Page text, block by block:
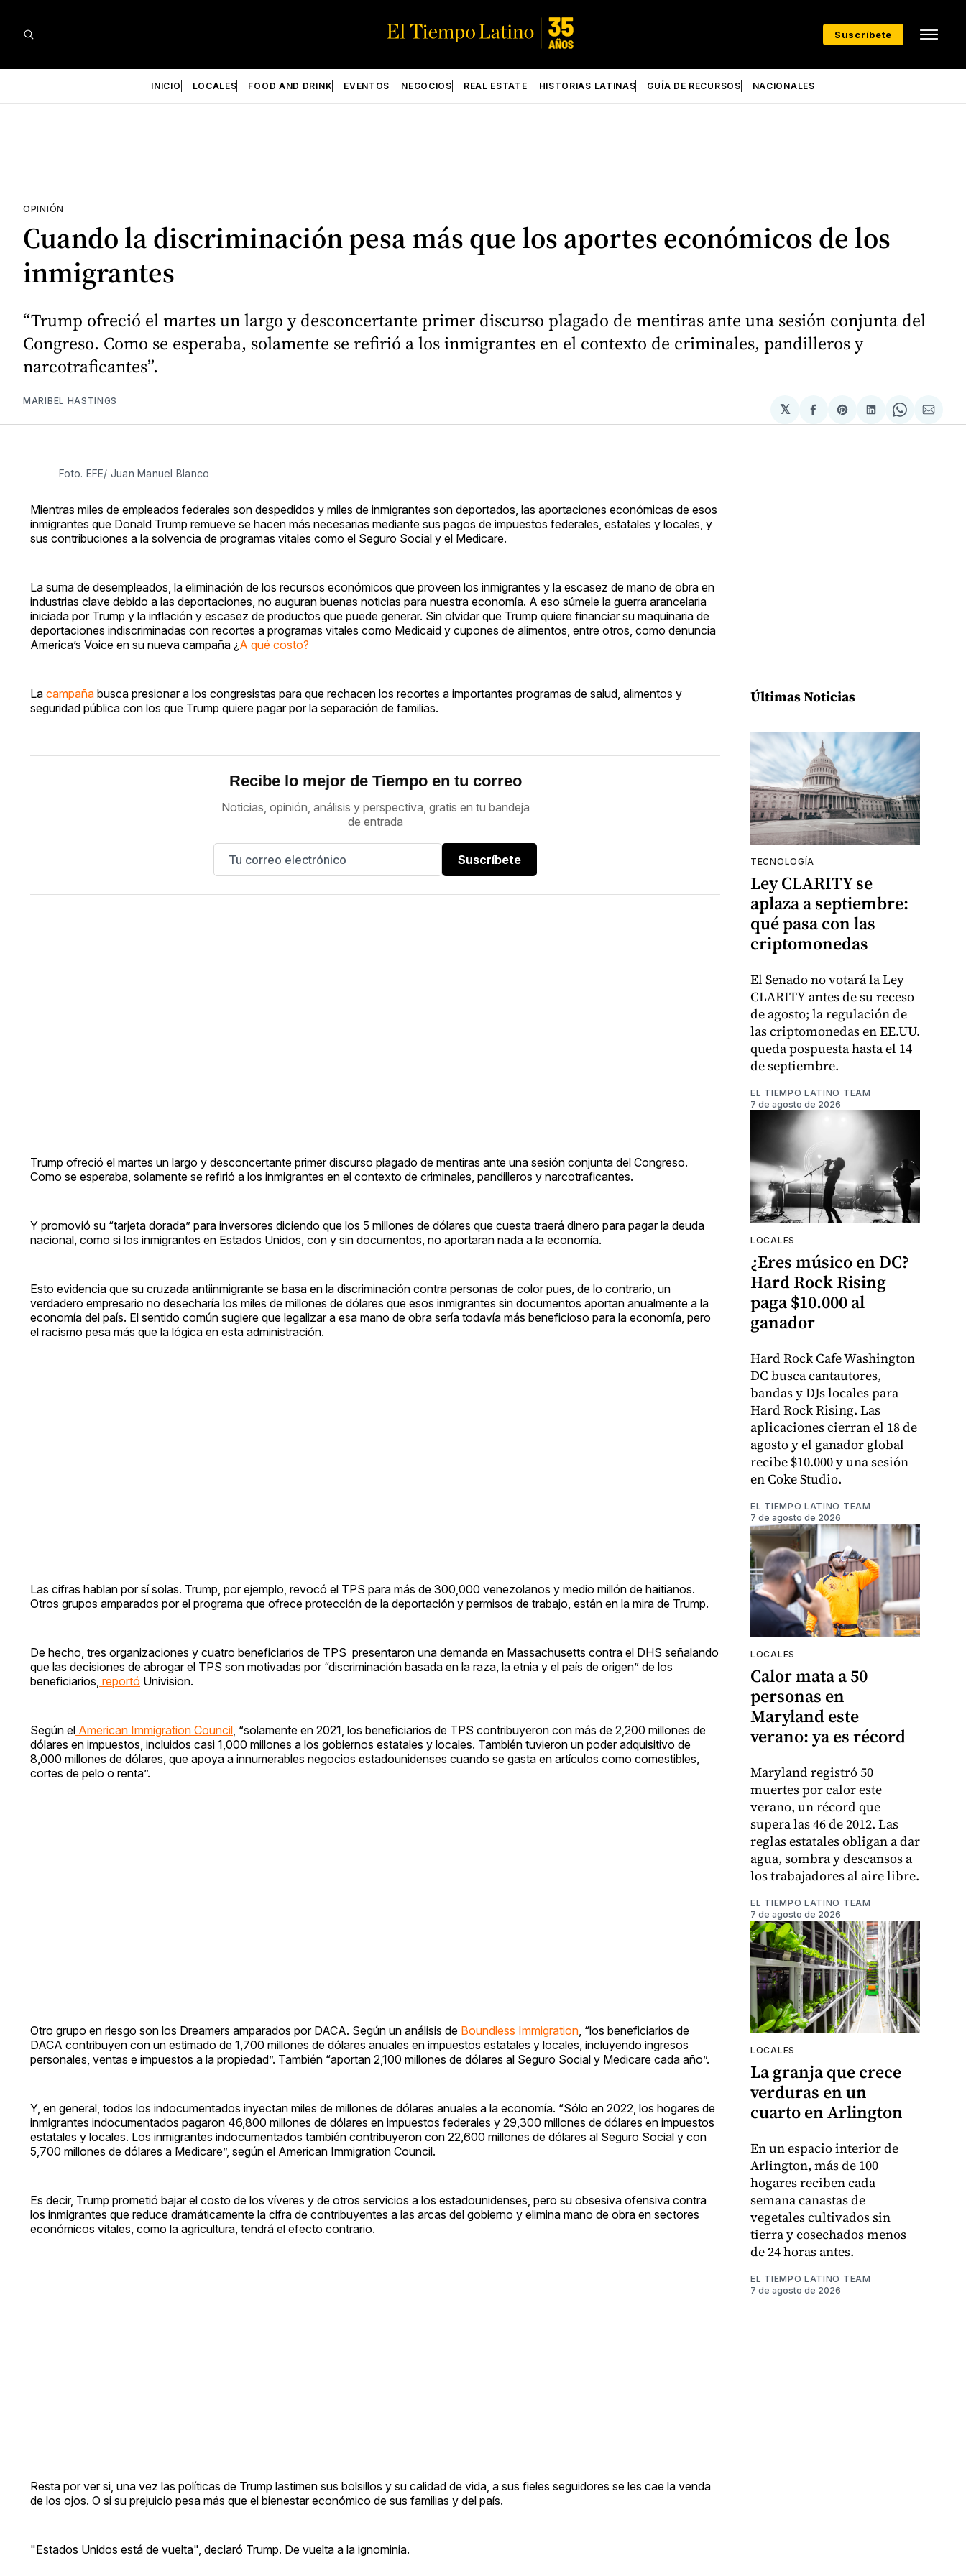
Suscríbete
INICIO LOCALES FOOD AND DRINK EVENTOS NEGOCIOS REAL ESTATE HISTORIAS LATINAS GUÍA DE RECURSOS NACIONALES
OPINIÓN
Cuando la discriminación pesa más que los aportes económicos de los
inmigrantes
“Trump ofreció el martes un largo y desconcertante primer discurso plagado de mentiras ante una sesión conjunta del
Congreso. Como se esperaba, solamente se refirió a los inmigrantes en el contexto de criminales, pandilleros y
narcotraficantes”.
MARIBEL HASTINGS
𝕏
Compartir
en
Share
on
Compartir
en
Share
on
via
Foto. EFE/ Juan Manuel Blanco
Mientras miles de empleados federales son despedidos y miles de inmigrantes son deportados, las aportaciones económicas de esos
inmigrantes que Donald Trump remueve se hacen más necesarias mediante sus pagos de impuestos federales, estatales y locales, y
sus contribuciones a la solvencia de programas vitales como el Seguro Social y el Medicare.
La suma de desempleados, la eliminación de los recursos económicos que proveen los inmigrantes y la escasez de mano de obra en
industrias clave debido a las deportaciones, no auguran buenas noticias para nuestra economía. A eso súmele la guerra arancelaria
iniciada por Trump y la inflación y escasez de productos que puede generar. Sin olvidar que Trump quiere financiar su maquinaria de
deportaciones indiscriminadas con recortes a programas vitales como Medicaid y cupones de alimentos, entre otros, como denuncia
America’s Voice en su nueva campaña ¿ A qué costo?
La campaña busca presionar a los congresistas para que rechacen los recortes a importantes programas de salud, alimentos y
seguridad pública con los que Trump quiere pagar por la separación de familias.
Recibe lo mejor de Tiempo en tu correo
Noticias, opinión, análisis y perspectiva, gratis en tu bandeja
de entrada
Suscríbete
Trump ofreció el martes un largo y desconcertante primer discurso plagado de mentiras ante una sesión conjunta del Congreso.
Como se esperaba, solamente se refirió a los inmigrantes en el contexto de criminales, pandilleros y narcotraficantes.
Y promovió su “tarjeta dorada” para inversores diciendo que los 5 millones de dólares que cuesta traerá dinero para pagar la deuda
nacional, como si los inmigrantes en Estados Unidos, con y sin documentos, no aportaran nada a la economía.
Esto evidencia que su cruzada antiinmigrante se basa en la discriminación contra personas de color pues, de lo contrario, un
verdadero empresario no desecharía los miles de millones de dólares que esos inmigrantes sin documentos aportan anualmente a la
economía del país. El sentido común sugiere que legalizar a esa mano de obra sería todavía más beneficioso para la economía, pero
el racismo pesa más que la lógica en esta administración.
Las cifras hablan por sí solas. Trump, por ejemplo, revocó el TPS para más de 300,000 venezolanos y medio millón de haitianos.
Otros grupos amparados por el programa que ofrece protección de la deportación y permisos de trabajo, están en la mira de Trump.
De hecho, tres organizaciones y cuatro beneficiarios de TPS presentaron una demanda en Massachusetts contra el DHS señalando
que las decisiones de abrogar el TPS son motivadas por “discriminación basada en la raza, la etnia y el país de origen” de los
beneficiarios, reportó Univision.
Según el American Immigration Council , “solamente en 2021, los beneficiarios de TPS contribuyeron con más de 2,200 millones de
dólares en impuestos, incluidos casi 1,000 millones a los gobiernos estatales y locales. También tuvieron un poder adquisitivo de
8,000 millones de dólares, que apoya a innumerables negocios estadounidenses cuando se gasta en artículos como comestibles,
cortes de pelo o renta”.
Otro grupo en riesgo son los Dreamers amparados por DACA. Según un análisis de Boundless Immigration , “los beneficiarios de
DACA contribuyen con un estimado de 1,700 millones de dólares anuales en impuestos estatales y locales, incluyendo ingresos
personales, ventas e impuestos a la propiedad”. También “aportan 2,100 millones de dólares al Seguro Social y Medicare cada año”.
Y, en general, todos los indocumentados inyectan miles de millones de dólares anuales a la economía. “Sólo en 2022, los hogares de
inmigrantes indocumentados pagaron 46,800 millones de dólares en impuestos federales y 29,300 millones de dólares en impuestos
estatales y locales. Los inmigrantes indocumentados también contribuyeron con 22,600 millones de dólares al Seguro Social y con
5,700 millones de dólares a Medicare”, según el American Immigration Council.
Es decir, Trump prometió bajar el costo de los víveres y de otros servicios a los estadounidenses, pero su obsesiva ofensiva contra
los inmigrantes que reduce dramáticamente la cifra de contribuyentes a las arcas del gobierno y elimina mano de obra en sectores
económicos vitales, como la agricultura, tendrá el efecto contrario.
Resta por ver si, una vez las políticas de Trump lastimen sus bolsillos y su calidad de vida, a sus fieles seguidores se les cae la venda
de los ojos. O si su prejuicio pesa más que el bienestar económico de sus familias y del país.
"Estados Unidos está de vuelta", declaró Trump. De vuelta a la ignominia.
Últimas Noticias
TECNOLOGÍA
Ley CLARITY se
aplaza a septiembre:
qué pasa con las
criptomonedas
El Senado no votará la Ley
CLARITY antes de su receso
de agosto; la regulación de
las criptomonedas en EE.UU.
queda pospuesta hasta el 14
de septiembre.
EL TIEMPO LATINO TEAM
7 de agosto de 2026
LOCALES
¿Eres músico en DC?
Hard Rock Rising
paga $10.000 al
ganador
Hard Rock Cafe Washington
DC busca cantautores,
bandas y DJs locales para
Hard Rock Rising. Las
aplicaciones cierran el 18 de
agosto y el ganador global
recibe $10.000 y una sesión
en Coke Studio.
EL TIEMPO LATINO TEAM
7 de agosto de 2026
LOCALES
Calor mata a 50
personas en
Maryland este
verano: ya es récord
Maryland registró 50
muertes por calor este
verano, un récord que
supera las 46 de 2012. Las
reglas estatales obligan a dar
agua, sombra y descansos a
los trabajadores al aire libre.
EL TIEMPO LATINO TEAM
7 de agosto de 2026
LOCALES
La granja que crece
verduras en un
cuarto en Arlington
En un espacio interior de
Arlington, más de 100
hogares reciben cada
semana canastas de
vegetales cultivados sin
tierra y cosechados menos
de 24 horas antes.
EL TIEMPO LATINO TEAM
7 de agosto de 2026